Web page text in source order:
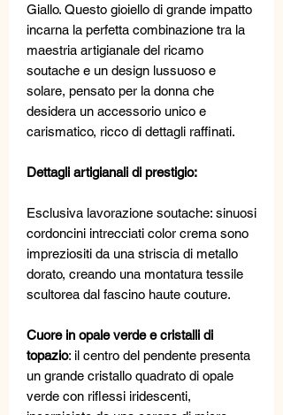
Giallo. Questo gioiello di grande impatto
incarna la perfetta combinazione tra la
maestria artigianale del ricamo
soutache e un design lussuoso e
solare, pensato per la donna che
desidera un accessorio unico e
carismatico, ricco di dettagli raffinati.
Dettagli artigianali di prestigio:
Esclusiva lavorazione soutache: sinuosi
cordoncini intrecciati color crema sono
impreziositi da una striscia di metallo
dorato, creando una montatura tessile
scultorea dal fascino haute couture.
Cuore in opale verde e cristalli di
topazio: il centro del pendente presenta
un grande cristallo quadrato di opale
verde con riflessi iridescenti,